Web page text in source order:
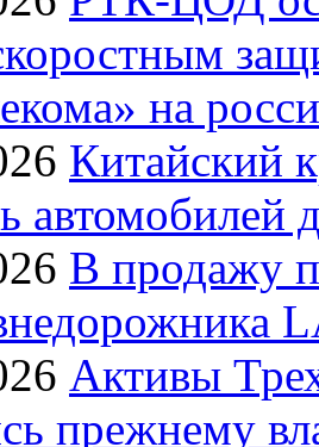
на
Китайский
автомобилей
В продажу
Активы
прежнему